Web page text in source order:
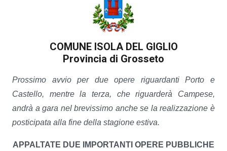
COMUNE ISOLA DEL GIGLIO
Provincia di Grosseto
Prossimo avvio per due opere riguardanti Porto e
Castello, mentre la terza, che riguarderà Campese,
andrà a gara nel brevissimo anche se la realizzazione è
posticipata alla fine della stagione estiva.
APPALTATE DUE IMPORTANTI OPERE PUBBLICHE